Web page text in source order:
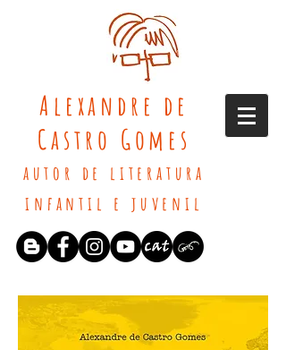
Alexandre de
Castro Gomes
autor de literatura
infantil e juvenil